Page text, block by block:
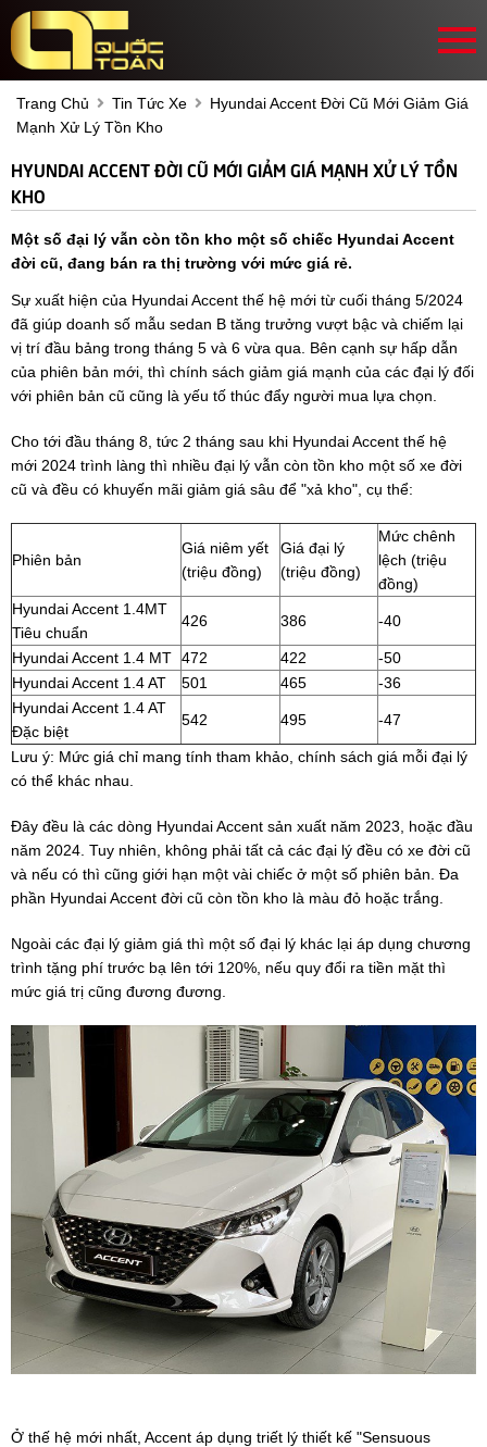
Trang Chủ Tin Tức Xe
Hyundai Accent Đời Cũ Mới Giảm Giá
Mạnh Xử Lý Tồn Kho
HYUNDAI ACCENT ĐỜI CŨ MỚI GIẢM GIÁ MẠNH XỬ LÝ TỒN
KHO
Một số đại lý vẫn còn tồn kho một số chiếc Hyundai Accent
đời cũ, đang bán ra thị trường với mức giá rẻ.
Sự xuất hiện của Hyundai Accent thế hệ mới từ cuối tháng 5/2024
đã giúp doanh số mẫu sedan B tăng trưởng vượt bậc và chiếm lại
vị trí đầu bảng trong tháng 5 và 6 vừa qua. Bên cạnh sự hấp dẫn
của phiên bản mới, thì chính sách giảm giá mạnh của các đại lý đối
với phiên bản cũ cũng là yếu tố thúc đẩy người mua lựa chọn.
Cho tới đầu tháng 8, tức 2 tháng sau khi Hyundai Accent thế hệ
mới 2024 trình làng thì nhiều đại lý vẫn còn tồn kho một số xe đời
cũ và đều có khuyến mãi giảm giá sâu để "xả kho", cụ thể:
Phiên bản
Giá niêm yết
(triệu đồng)
Giá đại lý
(triệu đồng)
Mức chênh
lệch (triệu
đồng)
Hyundai Accent 1.4MT
Tiêu chuẩn
426 386 -40
Hyundai Accent 1.4 MT 472 422
-50
Hyundai Accent 1.4 AT
501 465
-36
Hyundai Accent 1.4 AT
Đặc biệt
542 495 -47
Lưu ý: Mức giá chỉ mang tính tham khảo, chính sách giá mỗi đại lý
có thể khác nhau.
Đây đều là các dòng Hyundai Accent sản xuất năm 2023, hoặc đầu
năm 2024. Tuy nhiên, không phải tất cả các đại lý đều có xe đời cũ
và nếu có thì cũng giới hạn một vài chiếc ở một số phiên bản. Đa
phần Hyundai Accent đời cũ còn tồn kho là màu đỏ hoặc trắng.
Ngoài các đại lý giảm giá thì một số đại lý khác lại áp dụng chương
trình tặng phí trước bạ lên tới 120%, nếu quy đổi ra tiền mặt thì
mức giá trị cũng đương đương.
Ở thế hệ mới nhất, Accent áp dụng triết lý thiết kế "Sensuous